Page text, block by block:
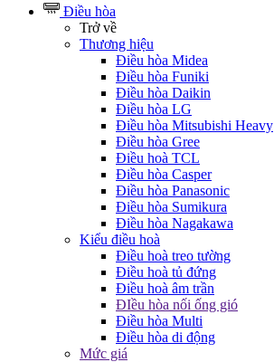
Điều hòa
Trở về
Thương hiệu
Điều hòa Midea
Điều hòa Funiki
Điều hòa Daikin
Điều hòa LG
Điều hòa Mitsubishi Heavy
Điều hòa Gree
Điều hoà TCL
Điều hòa Casper
Điều hòa Panasonic
Điều hòa Sumikura
Điều hòa Nagakawa
Kiểu điều hoà
Điều hoà treo tường
Điều hoà tủ đứng
Điều hoà âm trần
ĐIều hòa nối ống gió
Điều hòa Multi
Điều hòa di động
Mức giá